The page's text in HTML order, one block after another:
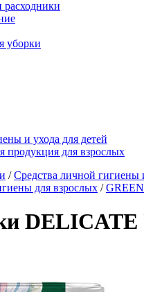
уборки
и ухода для детей
продукция для взрослых
/Средства личной гигиены
для взрослых /